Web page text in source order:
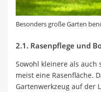
Besonders große Garten
2.1. Rasenpflege und
Sowohl kleinere als auch
meist eine Rasenfläche.
Gartenwerkzeug auf der